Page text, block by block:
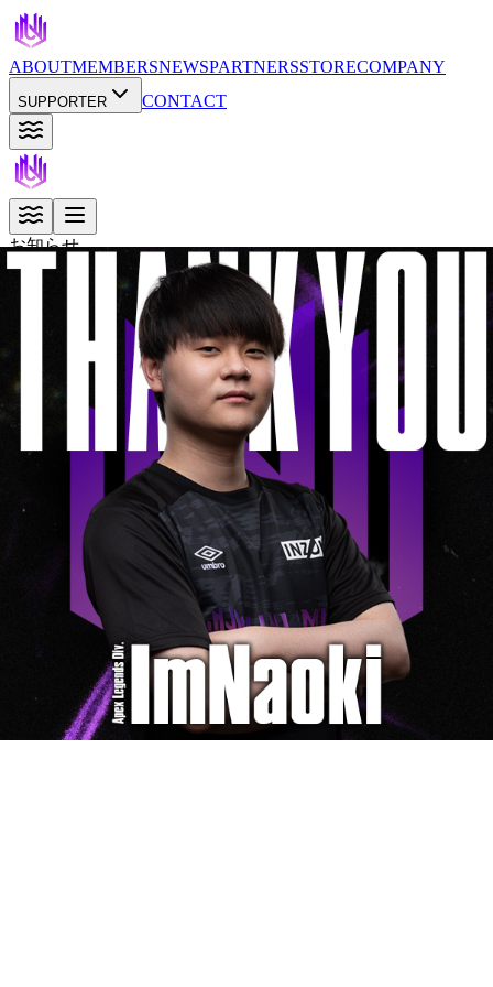
ABOUTMEMBERSNEWSPARTNERSSTORECOMPANY
SUPPORTER CONTACT
お知らせ
【Apex Legends部門】ImNaoki卒業のお
知らせ
BACK TO NEWS
プライバシーポリシー利用規約
© 2025 UNLIMIT All Right Reserved.